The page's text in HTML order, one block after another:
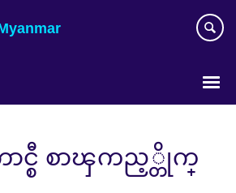
င္စီ စာၾကည့္တိုက္